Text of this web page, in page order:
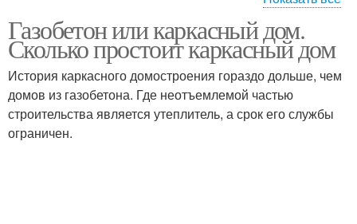
Маленький дом
Газобетон или каркасный дом.
Сколько простоит каркасный дом
История каркасного домостроения гораздо дольше, чем
домов из газобетона. Где неотъемлемой частью
строительства является утеплитель, а срок его службы
ограничен.